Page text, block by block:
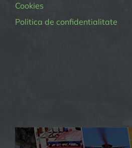
Cookies
Politica de confidentialitate